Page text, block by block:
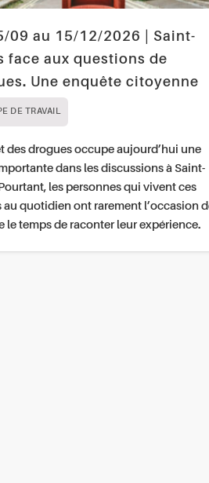
09 au 15/12/2026 | Saint-
face aux questions de
Une enquête citoyenne
DE TRAVAIL
des drogues occupe aujourd’hui une
dans les discussions à Saint-
les personnes qui vivent ces
au quotidien ont rarement l’occasion
le temps de raconter leur expérience.